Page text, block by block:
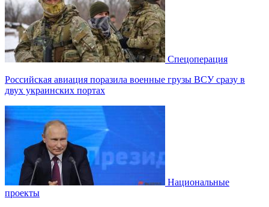
Спецоперация
Российская авиация поразила военные грузы ВСУ сразу в
двух украинских портах
Национальные
проекты